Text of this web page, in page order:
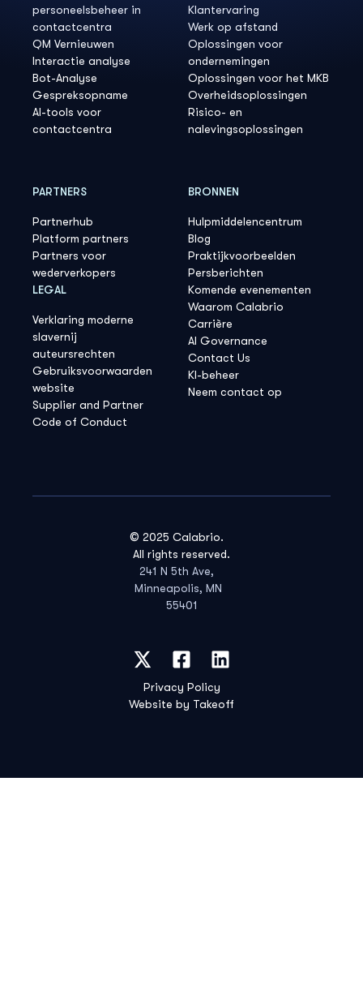
© 2025 Calabrio.
All rights reserved.
241 N 5th Ave,
Minneapolis, MN
55401
personeelsbeheer in
contactcentra
QM Vernieuwen
Interactie analyse
Bot-Analyse
Gespreksopname
AI-tools voor
contactcentra
Klantervaring
Werk op afstand
Oplossingen voor
ondernemingen
Oplossingen voor het MKB
Overheidsoplossingen
Risico- en
nalevingsoplossingen
PARTNERS
Partnerhub
Platform partners
Partners voor
wederverkopers
LEGAL
Verklaring moderne
slavernij
auteursrechten
Gebruiksvoorwaarden
website
Supplier and Partner
Code of Conduct
BRONNEN
Hulpmiddelencentrum
Blog
Praktijkvoorbeelden
Persberichten
Komende evenementen
Waarom Calabrio
Carrière
AI Governance
Contact Us
KI-beheer
Neem contact op
Privacy Policy
Website by Takeoff